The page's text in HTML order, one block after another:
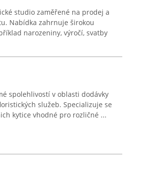
studio zaměřené na prodej a
Nabídka zahrnuje širokou
narozeniny, výročí, svatby
spolehlivostí v oblasti dodávky
služeb. Specializuje se
kytice vhodné pro rozličné ...